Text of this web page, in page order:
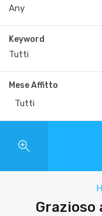
Keyword
Mese Affitto
Tutti